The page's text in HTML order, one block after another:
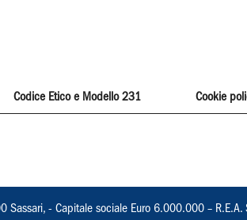
Codice Etico e Modello 231 Cookie
- Capitale sociale Euro 6.000.000 –